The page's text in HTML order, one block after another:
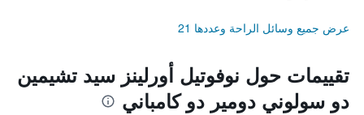
عرض جميع وسائل الراحة وعددها 21
تقييمات حول نوفوتيل أورلينز سيد تشيمين
دو سولوني دومير دو كامباني